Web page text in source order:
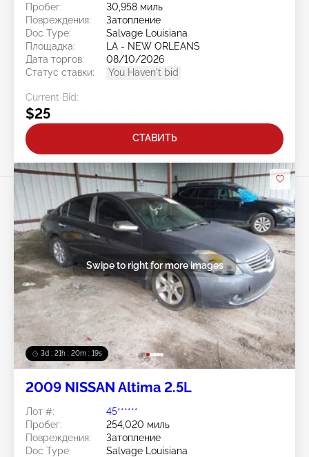
Пробег:
30,958 миль
Повреждения:
Затопление
Doc Type:
Salvage Louisiana
Площадка:
LA - NEW ORLEANS
Дата торгов:
08/10/2026
Статус ставки:
You Haven't bid
Current Bid:
$25
СТАВИТЬ
3d : 21h : 20m : 15s
Swipe to right for more images
2009 NISSAN Altima 2.5L
Лот #:
45******
Пробег:
254,020 миль
Повреждения:
Затопление
Doc Type:
Salvage Louisiana